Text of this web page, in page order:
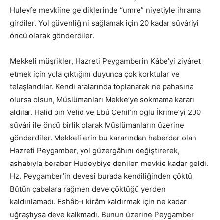
Huleyfe mevkiine geldiklerinde “umre” niyetiyle ihrama
girdiler. Yol güvenliğini sağlamak için 20 kadar süvâriyi
öncü olarak gönderdiler.
Mekkeli müşrikler, Hazreti Peygamberin Kâbe’yi ziyâret
etmek için yola çıktığını duyunca çok korktular ve
telaşlandılar. Kendi aralarında toplanarak ne pahasına
olursa olsun, Müslümanları Mekke’ye sokmama kararı
aldılar. Halid bin Velid ve Ebû Cehil’in oğlu İkrime’yi 200
süvâri ile öncü birlik olarak Müslümanların üzerine
gönderdiler. Mekkelilerin bu kararından haberdar olan
Hazreti Peygamber, yol güzergâhını değiştirerek,
ashabıyla beraber Hudeybiye denilen mevkie kadar geldi.
Hz. Peygamber’in devesi burada kendiliğinden çöktü.
Bütün çabalara rağmen deve çöktüğü yerden
kaldırılamadı. Eshâb-ı kirâm kaldırmak için ne kadar
uğraştıysa deve kalkmadı. Bunun üzerine Peygamber